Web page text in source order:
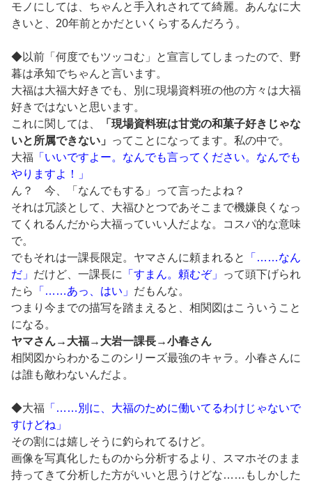
モノにしては、ちゃんと手入れされてて綺麗。あんなに大
きいと、20年前とかだといくらするんだろう。
◆以前「何度でもツッコむ」と宣言してしまったので、野
暮は承知でちゃんと言います。
大福は大福大好きでも、別に現場資料班の他の方々は大福
好きではないと思います。
これに関しては、
「現場資料班は甘党の和菓子好きじゃな
いと所属できない」
ってことになってます。私の中で。
大福 「いいですよー。なんでも言ってください。なんでも
やりますよ！」
ん？ 今、「なんでもする」って言ったよね？
それは冗談として、大福ひとつであそこまで機嫌良くなっ
てくれるんだから大福っていい人だよな。コスパ的な意味
で。
でもそれは一課長限定。ヤマさんに頼まれると
「……なん
だ」 だけど、一課長に 「すまん。頼むぞ」
って頭下げられ
たら
「……あっ、はい」 だもんな。
つまり今までの描写を踏まえると、相関図はこういうこと
になる。
ヤマさん→大福→大岩一課長→小春さん
相関図からわかるこのシリーズ最強のキャラ。小春さんに
は誰も敵わないんだよ。
◆大福 「……別に、大福のために働いてるわけじゃないで
すけどね」
その割には嬉しそうに釣られてるけど。
画像を写真化したものから分析するより、スマホそのまま
持ってきて分析した方がいいと思うけどな……もしかした